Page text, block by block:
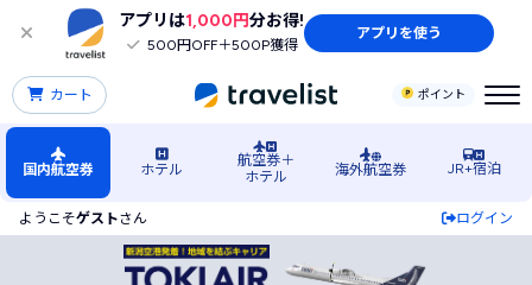
アプリは1,000円分お得!
500円OFF＋500P獲得
アプリを使う
ポイント
カート
国内航空券 ホテル
航空券＋
ホテル
海外航空券 JR+宿泊
ようこそゲストさん ログイン
信越・北陸行きTOKI AIR（トキエア(TOKI AIR)）の格安航空